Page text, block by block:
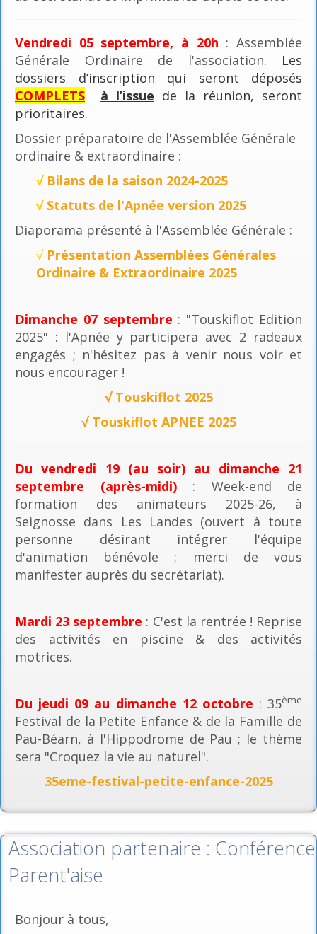
Vendredi 05 septembre, à 20h : Assemblée
Générale Ordinaire de l'association. Les
dossiers d’inscription qui seront déposés
COMPLETS
à l’issue de la réunion, seront
prioritaires.
Dossier préparatoire de l'Assemblée Générale
ordinaire & extraordinaire :
√ Bilans de la saison 2024-2025
√ Statuts de l'Apnée version 2025
Diaporama présenté à l'Assemblée Générale :
√ Présentation Assemblées Générales
Ordinaire & Extraordinaire 2025
Dimanche 07 septembre : "Touskiflot Edition
2025" : l'Apnée y participera avec 2 radeaux
engagés ; n'hésitez pas à venir nous voir et
nous encourager !
√ Touskiflot 2025
√ Touskiflot APNEE 2025
Du vendredi 19 (au soir) au dimanche 21
septembre (après-midi): Week-end de
formation des animateurs 2025-26, à
Seignosse dans Les Landes (ouvert à toute
personne désirant intégrer l'équipe
d'animation bénévole ; merci de vous
manifester auprès du secrétariat).
Mardi 23 septembre : C'est la rentrée ! Reprise
des activités en piscine & des activités
motrices.
Du jeudi 09 au dimanche 12 octobre : 35ème
Festival de la Petite Enfance & de la Famille de
Pau-Béarn, à l'Hippodrome de Pau ; le thème
sera "Croquez la vie au naturel".
35eme-festival-petite-enfance-2025
Association partenaire : Conférence
Parent'aise
Bonjour à tous,